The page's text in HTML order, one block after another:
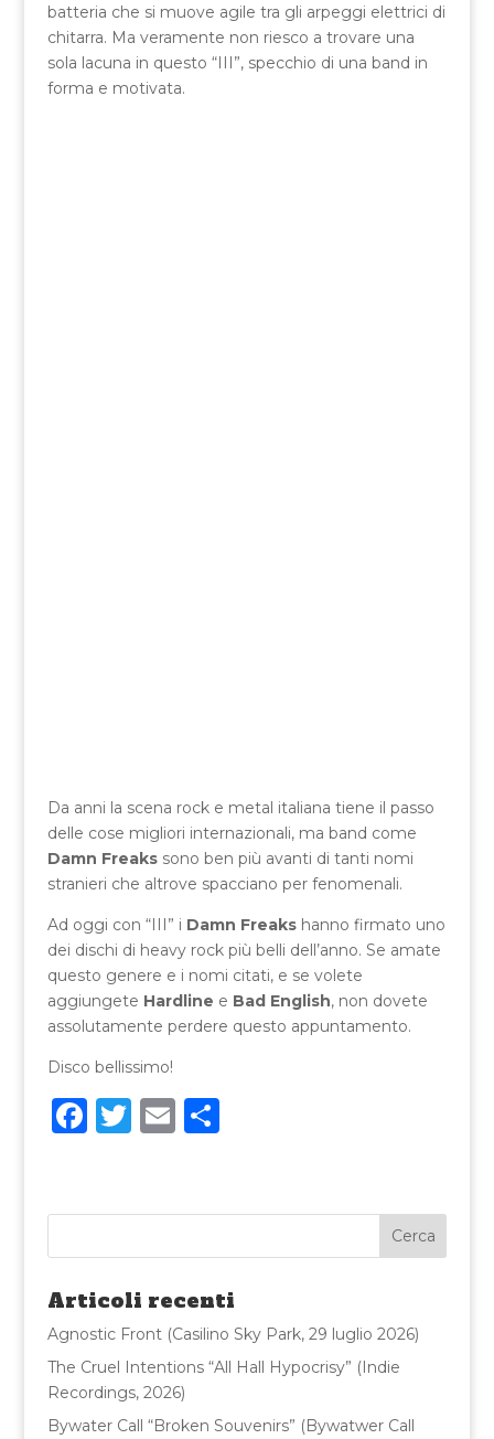
batteria che si muove agile tra gli arpeggi elettrici di
chitarra. Ma veramente non riesco a trovare una
sola lacuna in questo “III”, specchio di una band in
forma e motivata.
Da anni la scena rock e metal italiana tiene il passo
delle cose migliori internazionali, ma band come
Damn Freakssono ben più avanti di tanti nomi
stranieri che altrove spacciano per fenomenali.
Ad oggi con “III” i Damn Freakshanno firmato uno
dei dischi di heavy rock più belli dell’anno. Se amate
questo genere e i nomi citati, e se volete
aggiungete Hardline e Bad English, non dovete
assolutamente perdere questo appuntamento.
Disco bellissimo!
F
e
b
o
o
k
T
te
r
E
l
C
di
vi
di
Articoli recenti
Agnostic Front (Casilino Sky Park, 29 luglio 2026)
The Cruel Intentions “All Hall Hypocrisy” (Indie
Recordings, 2026)
Bywater Call “Broken Souvenirs” (Bywatwer Call